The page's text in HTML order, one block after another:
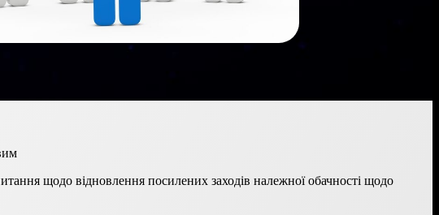
щодо відновлення посилених заходів належної обачності щодо